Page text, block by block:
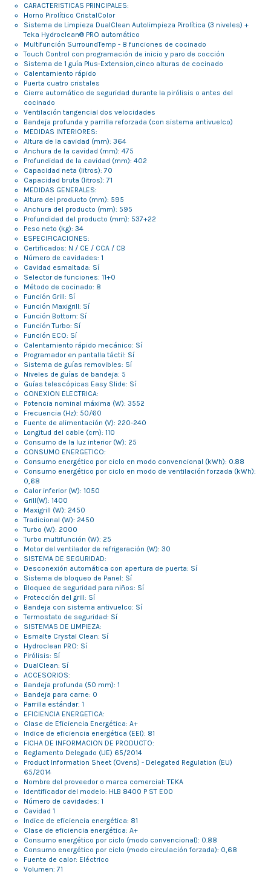
CARACTERISTICAS PRINCIPALES:
Horno Pirolítico CristalColor
Sistema de Limpieza DualClean Autolimpieza Pirolítica (3 niveles) +
Teka Hydroclean® PRO automático
Multifunción SurroundTemp - 8 funciones de cocinado
Touch Control con programación de inicio y paro de cocción
Sistema de 1 guía Plus-Extension,cinco alturas de cocinado
Calentamiento rápido
Puerta cuatro cristales
Cierre automático de seguridad durante la pirólisis o antes del
cocinado
Ventilación tangencial dos velocidades
Bandeja profunda y parrilla reforzada (con sistema antivuelco)
MEDIDAS INTERIORES:
Altura de la cavidad (mm): 364
Anchura de la cavidad (mm): 475
Profundidad de la cavidad (mm): 402
Capacidad neta (litros): 70
Capacidad bruta (litros): 71
MEDIDAS GENERALES:
Altura del producto (mm): 595
Anchura del producto (mm): 595
Profundidad del producto (mm): 537+22
Peso neto (kg): 34
ESPECIFICACIONES:
Certificados: N / CE / CCA / CB
Número de cavidades: 1
Cavidad esmaltada: Sí
Selector de funciones: 11+0
Método de cocinado: 8
Función Grill: Sí
Función Maxigrill: Sí
Función Bottom: Sí
Función Turbo: Sí
Función ECO: Sí
Calentamiento rápido mecánico: Sí
Programador en pantalla táctil: Sí
Sistema de guías removibles: Sí
Niveles de guías de bandeja: 5
Guías telescópicas Easy Slide: Sí
CONEXION ELECTRICA:
Potencia nominal máxima (W): 3552
Frecuencia (Hz): 50/60
Fuente de alimentación (V): 220-240
Longitud del cable (cm): 110
Consumo de la luz interior (W): 25
CONSUMO ENERGETICO:
Consumo energético por ciclo en modo convencional (kWh): 0.88
Consumo energético por ciclo en modo de ventilación forzada (kWh):
0,68
Calor inferior (W): 1050
Grill(W): 1400
Maxigrill (W): 2450
Tradicional (W): 2450
Turbo (W): 2000
Turbo multifunción (W): 25
Motor del ventilador de refrigeración (W): 30
SISTEMA DE SEGURIDAD:
Desconexión automática con apertura de puerta: Sí
Sistema de bloqueo de Panel: Sí
Bloqueo de seguridad para niños: Sí
Protección del grill: Sí
Bandeja con sistema antivuelco: Sí
Termostato de seguridad: Sí
SISTEMAS DE LIMPIEZA:
Esmalte Crystal Clean: Sí
Hydroclean PRO: Sí
Pirólisis: Sí
DualClean: Sí
ACCESORIOS:
Bandeja profunda (50 mm): 1
Bandeja para carne: 0
Parrilla estándar: 1
EFICIENCIA ENERGETICA:
Clase de Eficiencia Energética: A+
Indice de eficiencia energética (EEI): 81
FICHA DE INFORMACION DE PRODUCTO:
Reglamento Delegado (UE) 65/2014
Product Information Sheet (Ovens) - Delegated Regulation (EU)
65/2014
Nombre del proveedor o marca comercial: TEKA
Identificador del modelo: HLB 8400 P ST E00
Número de cavidades: 1
Cavidad 1
Indice de eficiencia energética: 81
Clase de eficiencia energética: A+
Consumo energético por ciclo (modo convencional): 0.88
Consumo energético por ciclo (modo circulación forzada): 0,68
Fuente de calor: Eléctrico
Volumen: 71